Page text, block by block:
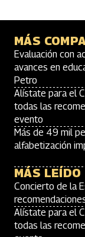
MÁS
Evaluación con
avances en
Petro
Alístate para el
todas las
evento
Más de 49 mil
alfabetización
MÁS LEÍDO
Concierto de la
Alístate para el
todas las